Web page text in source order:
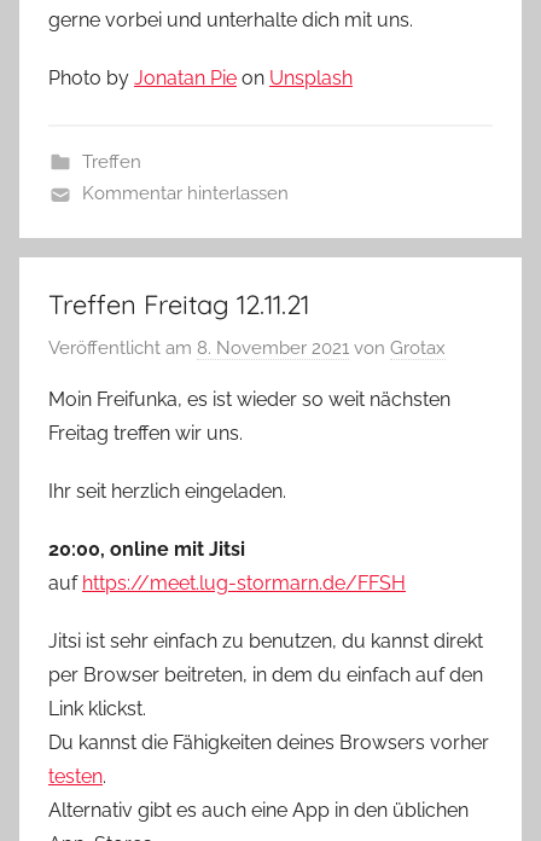
gerne vorbei und unterhalte dich mit uns.
Photo by Jonatan Pie on Unsplash
Treffen
Kommentar hinterlassen
Treffen Freitag 12.11.21
Veröffentlicht am 8. November 2021 von Grotax
Moin Freifunka, es ist wieder so weit nächsten
Freitag treffen wir uns.
Ihr seit herzlich eingeladen.
20:00, online mit Jitsi
auf https://meet.lug-stormarn.de/FFSH
Jitsi ist sehr einfach zu benutzen, du kannst direkt
per Browser beitreten, in dem du einfach auf den
Link klickst.
Du kannst die Fähigkeiten deines Browsers vorher
testen.
Alternativ gibt es auch eine App in den üblichen